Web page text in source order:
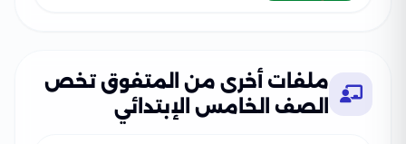
ملفات أخرى من المتفوق تخص
الصف الخامس الإبتدائي